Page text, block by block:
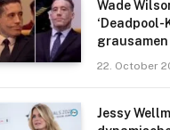
Wade
‘Deadpool-
grausamen
22. October
Jessy